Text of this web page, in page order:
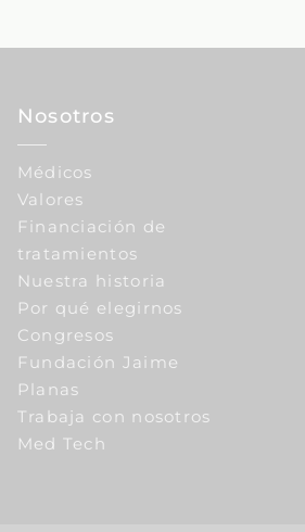
Nosotros
Médicos
Valores
Financiación de
tratamientos
Nuestra historia
Por qué elegirnos
Congresos
Fundación Jaime
Planas
Trabaja con nosotros
Med Tech